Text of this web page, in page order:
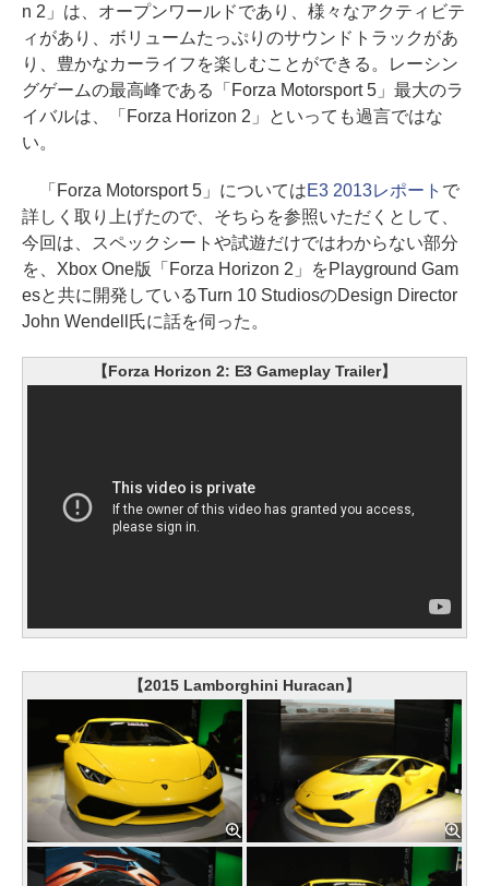
n 2」は、オープンワールドであり、様々なアクティビテ
ィがあり、ボリュームたっぷりのサウンドトラックがあ
り、豊かなカーライフを楽しむことができる。レーシン
グゲームの最高峰である「Forza Motorsport 5」最大のラ
イバルは、「Forza Horizon 2」といっても過言ではな
い。
「Forza Motorsport 5」についてはE3 2013レポート で
詳しく取り上げたので、そちらを参照いただくとして、
今回は、スペックシートや試遊だけではわからない部分
を、Xbox One版「Forza Horizon 2」をPlayground Gam
esと共に開発しているTurn 10 StudiosのDesign Director
John Wendell氏に話を伺った。
【Forza Horizon 2: E3 Gameplay Trailer】
【2015 Lamborghini Huracan】